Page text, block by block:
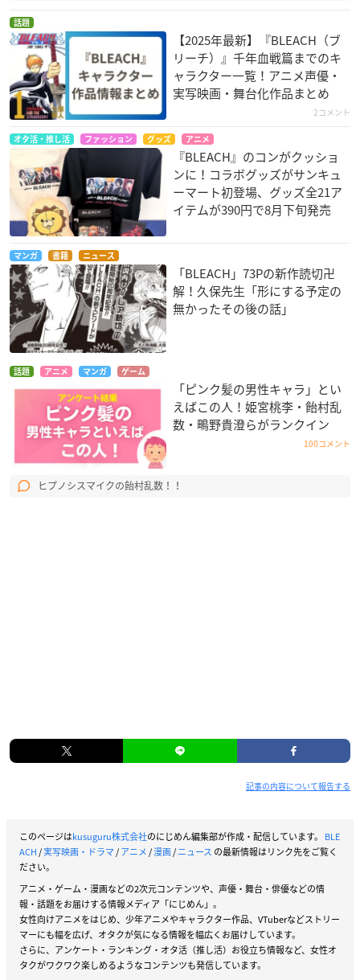
話題
【2025年最新】『BLEACH（ブ
リーチ）』千年血戦篇までのキ
ャラクター一覧！アニメ声優・
実写映画・舞台化作品まとめ
2コメント
オタ活・推し活 ファッション グッズ アニメ
『BLEACH』のコンがクッショ
ンに！コラボグッズがサンキュ
ーマート初登場、グッズ全21ア
イテムが390円で8月下旬発売
マンガ 書籍 ニュース
「BLEACH」73Pの新作読切卍
解！久保先生「形にする予定の
無かったその後の話」
話題 アニメ マンガ ゲーム
「ピンク髪の男性キャラ」とい
えばこの人！姫宮桃李・飴村乱
数・鴫野貴澄らがランクイン
100コメント
ヒプノシスマイクの飴村乱数！！
記事の内容について報告する
このページはkusuguru株式会社のにじめん編集部が作成・配信しています。 BLE
ACH/実写映画・ドラマ/アニメ/漫画/ニュース の最新情報はリンク先をご覧く
ださい。
アニメ・ゲーム・漫画などの2次元コンテンツや、声優・舞台・俳優などの情
報・話題をお届けする情報メディア「にじめん」。
女性向けアニメをはじめ、少年アニメやキャラクター作品、VTuberなどストリー
マーにも幅を広げ、オタクが気になる情報を幅広くお届けしています。
さらに、アンケート・ランキング・オタ活（推し活）お役立ち情報など、女性オ
タクがワクワク楽しめるようなコンテンツも発信しています。